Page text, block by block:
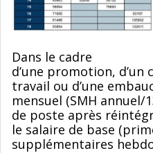
Dans le cadre
d’une promotion, d’un
travail ou d’une
mensuel (SMH
de poste après
le salaire de base
supplémentaires